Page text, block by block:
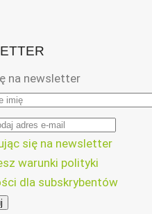
na newsletter
się na newsletter
warunki polityki
dla subskrybentów